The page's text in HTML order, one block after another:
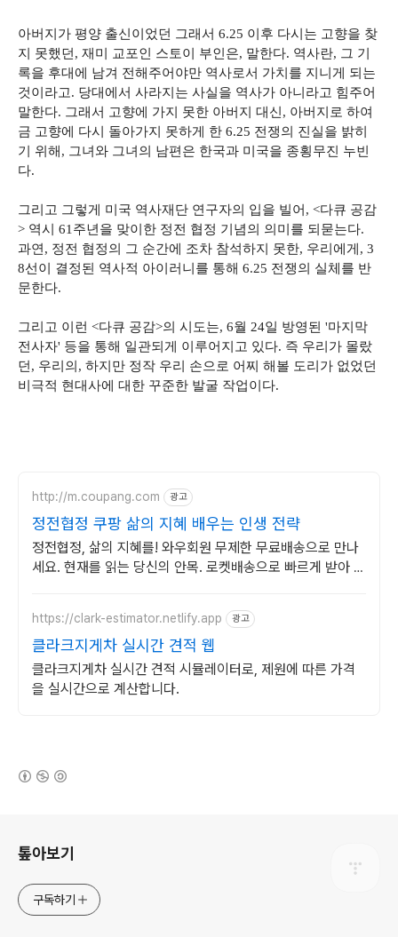
아버지가 평양 출신이었던 그래서 6.25 이후 다시는 고향을 찾
지 못했던, 재미 교포인 스토이 부인은, 말한다. 역사란, 그 기
록을 후대에 남겨 전해주어야만 역사로서 가치를 지니게 되는
것이라고. 당대에서 사라지는 사실을 역사가 아니라고 힘주어
말한다. 그래서 고향에 가지 못한 아버지 대신, 아버지로 하여
금 고향에 다시 돌아가지 못하게 한 6.25 전쟁의 진실을 밝히
기 위해, 그녀와 그녀의 남편은 한국과 미국을 종횡무진 누빈
다.
그리고 그렇게 미국 역사재단 연구자의 입을 빌어, <다큐 공감
> 역시 61주년을 맞이한 정전 협정 기념의 의미를 되묻는다.
과연, 정전 협정의 그 순간에 조차 참석하지 못한, 우리에게, 3
8선이 결정된 역사적 아이러니를 통해 6.25 전쟁의 실체를 반
문한다.
그리고 이런 <다큐 공감>의 시도는, 6월 24일 방영된 '마지막
전사자' 등을 통해 일관되게 이루어지고 있다. 즉 우리가 몰랐
던, 우리의, 하지만 정작 우리 손으로 어찌 해볼 도리가 없었던
비극적 현대사에 대한 꾸준한 발굴 작업이다.
http://m.coupang.com 광고
정전협정 쿠팡 삶의 지혜 배우는 인생 전략
정전협정, 삶의 지혜를! 와우회원 무제한 무료배송으로 만나
세요. 현재를 읽는 당신의 안목. 로켓배송으로 빠르게 받아 지
https://clark-estimator.netlify.app 광고
클라크지게차 실시간 견적 웹
클라크지게차 실시간 견적 시뮬레이터로, 제원에 따른 가격
을 실시간으로 계산합니다.
톺아보기
구독하기